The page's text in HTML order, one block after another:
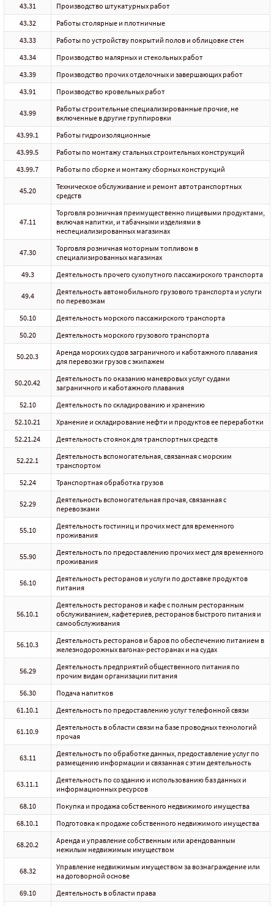
43.31
Производство штукатурных работ
43.32
Работы столярные и плотничные
43.33
Работы по устройству покрытий полов и облицовке стен
43.34
Производство малярных и стекольных работ
43.39
Производство прочих отделочных и завершающих работ
43.91
Производство кровельных работ
43.99
Работы строительные специализированные прочие, не
включенные в другие группировки
43.99.1
Работы гидроизоляционные
43.99.5
Работы по монтажу стальных строительных конструкций
43.99.7
Работы по сборке и монтажу сборных конструкций
45.20
Техническое обслуживание и ремонт автотранспортных
средств
47.11
Торговля розничная преимущественно пищевыми продуктами,
включая напитки, и табачными изделиями в
неспециализированных магазинах
47.30
Торговля розничная моторным топливом в
специализированных магазинах
49.3
Деятельность прочего сухопутного пассажирского транспорта
49.4
Деятельность автомобильного грузового транспорта и услуги
по перевозкам
50.10
Деятельность морского пассажирского транспорта
50.20
Деятельность морского грузового транспорта
50.20.3
Аренда морских судов заграничного и каботажного плавания
для перевозки грузов с экипажем
50.20.42
Деятельность по оказанию маневровых услуг судами
заграничного и каботажного плавания
52.10
Деятельность по складированию и хранению
52.10.21
Хранение и складирование нефти и продуктов ее переработки
52.21.24
Деятельность стоянок для транспортных средств
52.22.1
Деятельность вспомогательная, связанная с морским
транспортом
52.24
Транспортная обработка грузов
52.29
Деятельность вспомогательная прочая, связанная с
перевозками
55.10
Деятельность гостиниц и прочих мест для временного
проживания
55.90
Деятельность по предоставлению прочих мест для временного
проживания
56.10
Деятельность ресторанов и услуги по доставке продуктов
питания
56.10.1
Деятельность ресторанов и кафе с полным ресторанным
обслуживанием, кафетериев, ресторанов быстрого питания и
самообслуживания
56.10.3
Деятельность ресторанов и баров по обеспечению питанием в
железнодорожных вагонах-ресторанах и на судах
56.29
Деятельность предприятий общественного питания по
прочим видам организации питания
56.30
Подача напитков
61.10.1
Деятельность по предоставлению услуг телефонной связи
61.10.9
Деятельность в области связи на базе проводных технологий
прочая
63.11
Деятельность по обработке данных, предоставление услуг по
размещению информации и связанная с этим деятельность
63.11.1
Деятельность по созданию и использованию баз данных и
информационных ресурсов
68.10
Покупка и продажа собственного недвижимого имущества
68.10.1
Подготовка к продаже собственного недвижимого имущества
68.20.2
Аренда и управление собственным или арендованным
нежилым недвижимым имуществом
68.32
Управление недвижимым имуществом за вознаграждение или
на договорной основе
69.10
Деятельность в области права